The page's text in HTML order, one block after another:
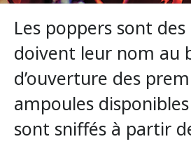
Les poppers sont
doivent leur nom au
d’ouverture des
ampoules
sont sniffés à partir